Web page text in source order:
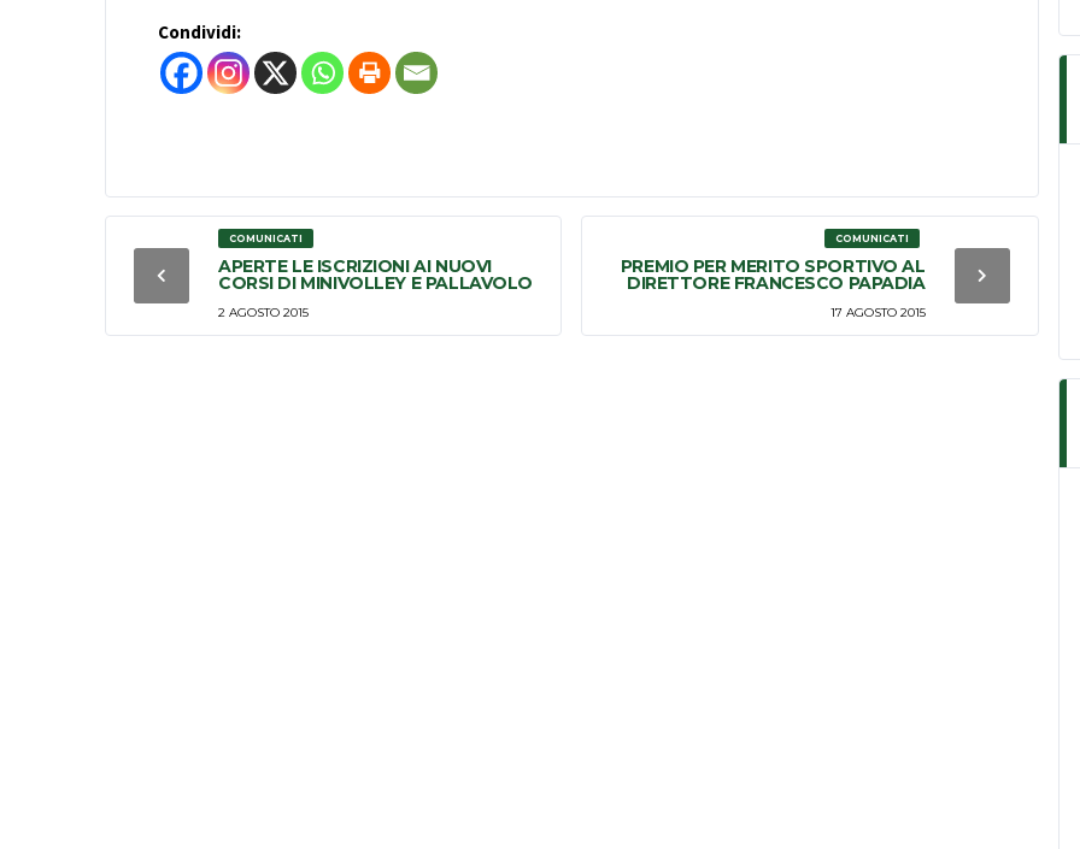
il
volume.
Condividi:
COMUNICATI
APERTE LE ISCRIZIONI AI NUOVI
CORSI DI MINIVOLLEY E PALLAVOLO
2 AGOSTO 2015
COMUNICATI
PREMIO PER MERITO SPORTIVO AL
DIRETTORE FRANCESCO PAPADIA
17 AGOSTO 2015